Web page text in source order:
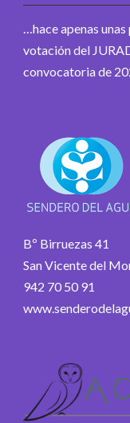
…hace apenas
votación del
convocatoria de
Bº Birruezas 41
San Vicente del
942 70 50 91